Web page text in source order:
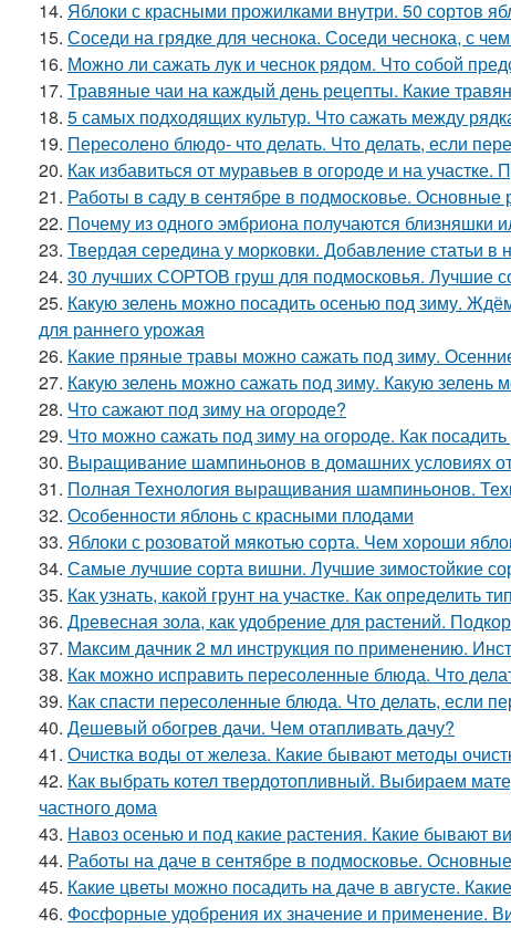
14. Яблоки с красными прожилками внутри. 50 сортов
15. Соседи на грядке для чеснока. Соседи чеснока, с
16. Можно ли сажать лук и чеснок рядом. Что собой
17. Травяные чаи на каждый день рецепты. Какие
18. 5 самых подходящих культур. Что сажать между
19. Пересолено блюдо- что делать. Что делать, если
20. Как избавиться от муравьев в огороде и на
21. Работы в саду в сентябре в подмосковье. Основные
22. Почему из одного эмбриона получаются близняшки
23. Твердая середина у морковки. Добавление статьи в
24. 30 лучших СОРТОВ груш для подмосковья. Лучшие
25. Какую зелень можно посадить осенью под зиму.
для раннего урожая
26. Какие пряные травы можно сажать под зиму.
27. Какую зелень можно сажать под зиму. Какую зелень
28. Что сажают под зиму на огороде?
29. Что можно сажать под зиму на огороде. Как
30. Выращивание шампиньонов в домашних условиях
31. Полная Технология выращивания шампиньонов.
32. Особенности яблонь с красными плодами
33. Яблоки с розоватой мякотью сорта. Чем хороши
34. Самые лучшие сорта вишни. Лучшие зимостойкие
35. Как узнать, какой грунт на участке. Как определить
36. Древесная зола, как удобрение для растений.
37. Максим дачник 2 мл инструкция по применению.
38. Как можно исправить пересоленные блюда. Что
39. Как спасти пересоленные блюда. Что делать, если
40. Дешевый обогрев дачи. Чем отапливать дачу?
41. Очистка воды от железа. Какие бывают методы
42. Как выбрать котел твердотопливный. Выбираем
частного дома
43. Навоз осенью и под какие растения. Какие бывают
44. Работы на даче в сентябре в подмосковье.
45. Какие цветы можно посадить на даче в августе.
46. Фосфорные удобрения их значение и применение.